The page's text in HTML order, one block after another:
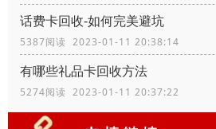
话费卡回收-如何完美避坑
5387阅读 2023-01-11 20:38:14
有哪些礼品卡回收方法
5274阅读 2023-01-11 20:37:22